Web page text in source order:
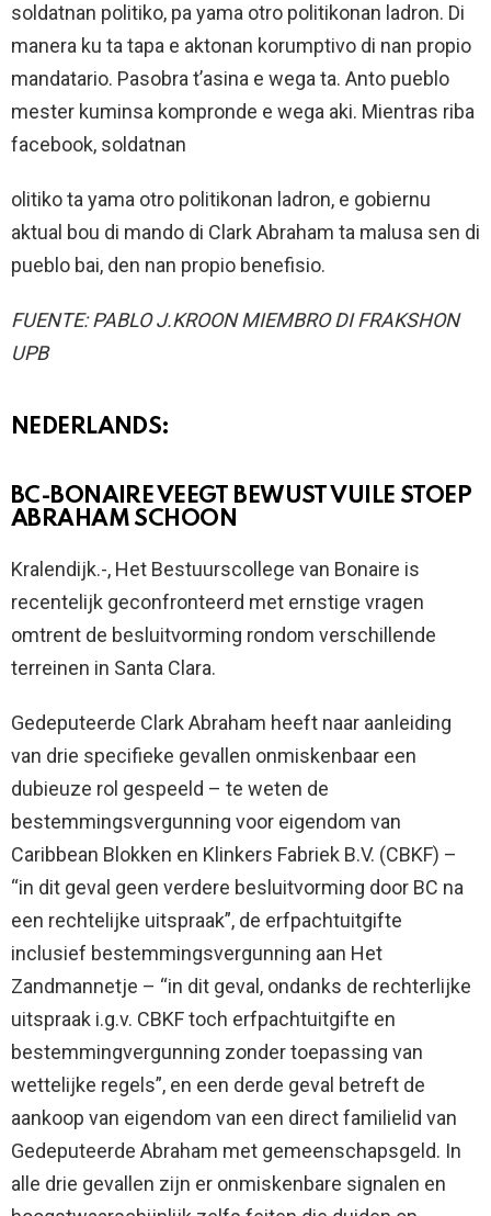
soldatnan politiko, pa yama otro politikonan ladron. Di
manera ku ta tapa e aktonan korumptivo di nan propio
mandatario. Pasobra t’asina e wega ta. Anto pueblo
mester kuminsa kompronde e wega aki. Mientras riba
facebook, soldatnan
olitiko ta yama otro politikonan ladron, e gobiernu
aktual bou di mando di Clark Abraham ta malusa sen di
pueblo bai, den nan propio benefisio.
FUENTE: PABLO J.KROON MIEMBRO DI FRAKSHON
UPB
NEDERLANDS:
BC-BONAIRE VEEGT BEWUST VUILE STOEP
ABRAHAM SCHOON
Kralendijk.-, Het Bestuurscollege van Bonaire is
recentelijk geconfronteerd met ernstige vragen
omtrent de besluitvorming rondom verschillende
terreinen in Santa Clara.
Gedeputeerde Clark Abraham heeft naar aanleiding
van drie specifieke gevallen onmiskenbaar een
dubieuze rol gespeeld – te weten de
bestemmingsvergunning voor eigendom van
Caribbean Blokken en Klinkers Fabriek B.V. (CBKF) –
“in dit geval geen verdere besluitvorming door BC na
een rechtelijke uitspraak”, de erfpachtuitgifte
inclusief bestemmingsvergunning aan Het
Zandmannetje – “in dit geval, ondanks de rechterlijke
uitspraak i.g.v. CBKF toch erfpachtuitgifte en
bestemmingvergunning zonder toepassing van
wettelijke regels”, en een derde geval betreft de
aankoop van eigendom van een direct familielid van
Gedeputeerde Abraham met gemeenschapsgeld. In
alle drie gevallen zijn er onmiskenbare signalen en